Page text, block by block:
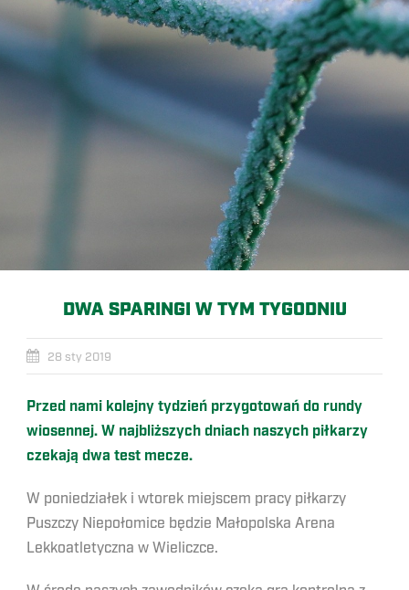
DWA SPARINGI W TYM TYGODNIU
28 sty 2019
Przed nami kolejny tydzień przygotowań do rundy
wiosennej. W najbliższych dniach naszych piłkarzy
czekają dwa test mecze.
W poniedziałek i wtorek miejscem pracy piłkarzy
Puszczy Niepołomice będzie Małopolska Arena
Lekkoatletyczna w Wieliczce.